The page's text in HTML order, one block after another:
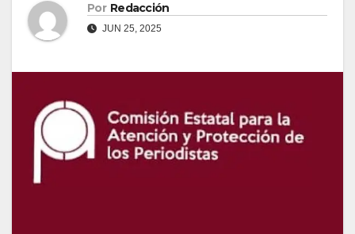
Por Redacción
JUN 25, 2025